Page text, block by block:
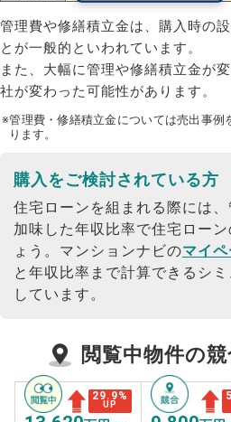
管理費や修繕積立金は、購入時の
とが一般的といわれています。
また、大幅に管理や修繕積立金が
社が変わった可能性があります。
※管理費・修繕積立金については売出事例
ります。
購入をご検討されている方
住宅ローンを組まれる際には
加味した年収比率で住宅ロー
ょう。 マンションナビのマイ
と年収比率まで計算できるシ
しています。
閲覧中物件の
29.9%
UP